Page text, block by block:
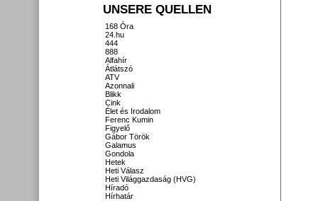
UNSERE QUELLEN
168 Óra
24.hu
444
888
Alfahír
Átlátszó
ATV
Azonnali
Blikk
Cink
Élet és Irodalom
Ferenc Kumin
Figyelő
Gábor Török
Galamus
Gondola
Hetek
Heti Válasz
Heti Világgazdaság (HVG)
Híradó
Hírhatár